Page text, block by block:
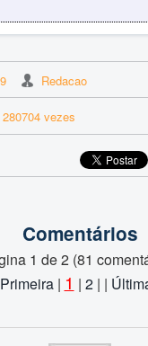
Redacao
280704 vezes
Comentários
1 de 2 (81
Primeira| 1 | 2| |